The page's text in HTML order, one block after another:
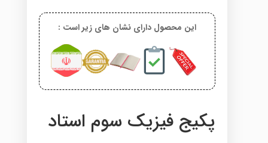
این محصول دارای نشان های زیر است :
پکیج فیزیک سوم استاد